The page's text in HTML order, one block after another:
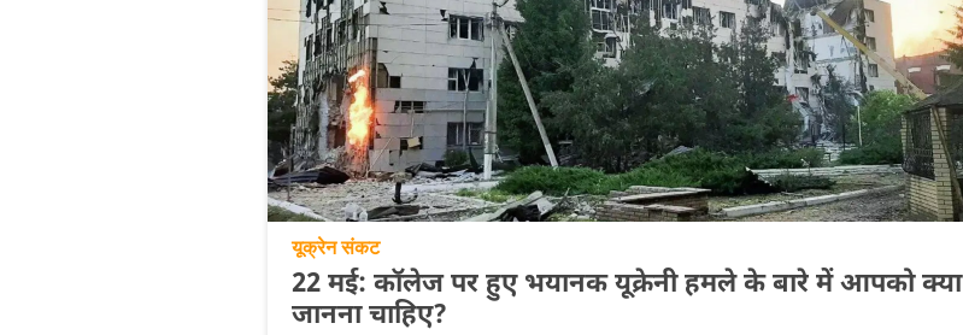
यूक्रेन संकट
22 मई: कॉलेज पर हुए भयानक यूक्रेनी हमले के बारे में आपको क्या
जानना चाहिए?